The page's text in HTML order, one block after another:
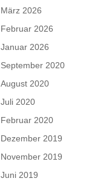
März 2026
Februar 2026
Januar 2026
September 2020
August 2020
Juli 2020
Februar 2020
Dezember 2019
November 2019
Juni 2019